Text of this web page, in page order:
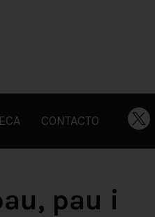
CONTACTO
pau i